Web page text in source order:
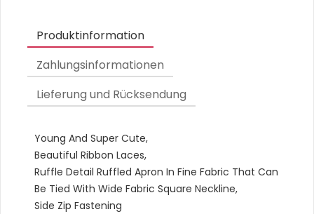
Produktinformation
Zahlungsinformationen
Lieferung und Rücksendung
Young And Super Cute,
Beautiful Ribbon Laces,
Ruffle Detail Ruffled Apron In Fine Fabric That Can
Be Tied With Wide Fabric Square Neckline,
Side Zip Fastening